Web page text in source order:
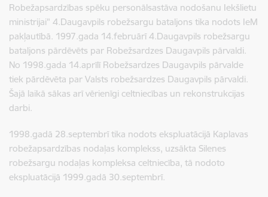
Robežapsardzības spēku personālsastāva nodošanu Iekšlietu
ministrijai" 4.Daugavpils robežsargu bataljons tika nodots IeM
pakļautībā. 1997.gada 14.februārī 4.Daugavpils robežsargu
bataljons pārdēvēts par Robežsardzes Daugavpils pārvaldi.
No 1998.gada 14.aprīlī Robežsardzes Daugavpils pārvalde
tiek pārdēvēta par Valsts robežsardzes Daugavpils pārvaldi.
Šajā laikā sākas arī vērienīgi celtniecības un rekonstrukcijas
darbi.
1998.gadā 28.septembrī tika nodots ekspluatācijā Kaplavas
robežapsardzības nodaļas komplekss, uzsākta Silenes
robežsargu nodaļas kompleksa celtniecība, tā nodoto
ekspluatācijā 1999.gadā 30.septembrī.